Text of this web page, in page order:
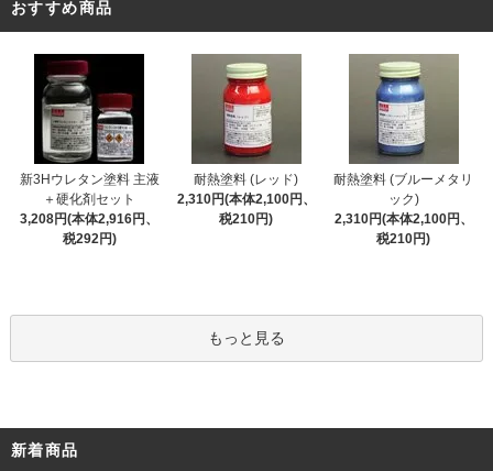
おすすめ商品
新3Hウレタン塗料 主液
＋硬化剤セット
3,208円(本体2,916円、
税292円)
耐熱塗料 (レッド)
2,310円(本体2,100円、
税210円)
耐熱塗料 (ブルーメタリ
ック)
2,310円(本体2,100円、
税210円)
もっと見る
新着商品